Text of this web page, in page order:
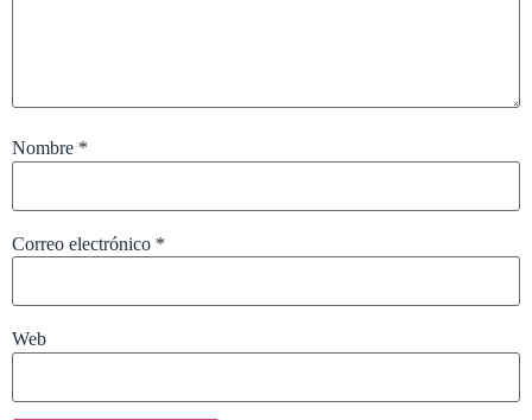
Nombre *
Correo electrónico *
Web